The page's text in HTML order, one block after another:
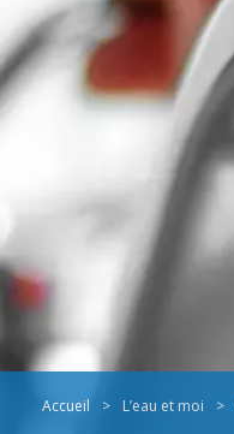
Accueil > L’eau et moi >